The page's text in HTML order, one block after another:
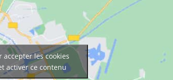
accepter les cookies
activer ce contenu